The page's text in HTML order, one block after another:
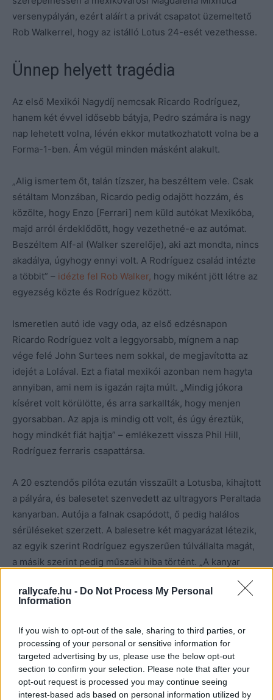
rallycafe.hu - Do Not Process My Personal
Information
If you wish to opt-out of the sale, sharing to third parties, or
processing of your personal or sensitive information for
targeted advertising by us, please use the below opt-out
section to confirm your selection. Please note that after your
opt-out request is processed you may continue seeing
interest-based ads based on personal information utilized by
versenypályán, ezért aláírt a privát csapatot üzemeltető
Rob Walkerrel, hogy az istálló Lotus 24-esét vezethesse.
Ünnep helyett tragédia
Az első Mexikói Nagydíj nemcsak Ricardo Rodríguez,
hanem két évvel idősebb bátyja, Pedro számára is nagy
nap lehetett volna, lévén ekkor mutatkozhatott volna be a
Forma-1-ben. Ám végül minden másként alakult.
„Alig ismertem őt, talán tízszer, ha beszéltem vele. Csak
sétáltam Monzában, Ricardo pedig odajött hozzám, és
közölte, hogy Enzo [Ferrari] nem küld autókat Mexikóba,
majd arról érdeklődött, hogy vezethetné-e az autómat.
Beszéltem Alf-al (Walker szerelője), aki azt mondta, nincs
akadálya, úgyhogy ennyi volt. A Rodríguez család intézte
a többit” – idézte fel Rob Walker, hogy miként jött létre az
egyezség közte és Rodríguez között.
Ismeretlen autó ide vagy oda, az első edzésnapon
Ricardo Rodríguez volt a leggyorsabb, mígnem a nap
vége felé John Surtees nem sokkal, de megjavította az
idejét a Lolával. Ezt a fiatal mexikói azonban nem hagyta
annyiban, ami nem is igazán rajta múlt. „Mindig jókora
kíséret volt körülötte, és arra sarkallták, hogy menjen
gyorsabban. Az apja is mindig ott volt, és úgy éreztük,
hogy mindkét fiát hajtja” – emlékezett vissza Phil Hill,
Rodríguez ferraris csapattársa.
A 20 esztendős pilóta ezután visszaült a Lotusba, kihajtott
a pályára, és balesetet szenvedett az ultragyors Peraltada
kanyarban. Autója a falnak csapódott, ő pedig halálos
sérüléseket szerzett. A balesetre két magyarázat létezik,
az egyik szerint Rodríguez egyszerűen túlvállalta magát,
a másik szerint pedig műszaki hiba történt. „A kanyar
bejáratán volt egy hullám az aszfaltban, ezért a többiek
nem az út azon részén mentek. Egyesek azt mondják,
egy potenciális felfüggesztéshibára Jo Ramírez, Ricardo
Rodríguez barátja, a McLaren későbbi
csapatkoordinátora.
Embed from Getty Images